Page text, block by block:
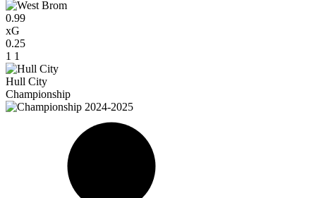
0.99
xG
0.25
1 1
Hull City
Championship